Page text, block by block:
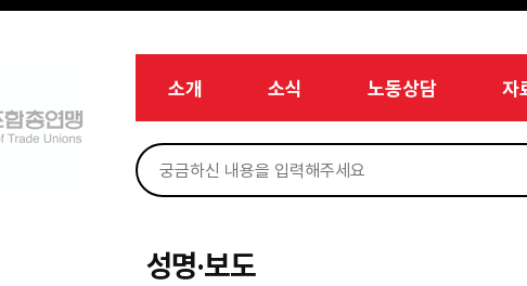
소개 소식 노동상담 자
성명·보도